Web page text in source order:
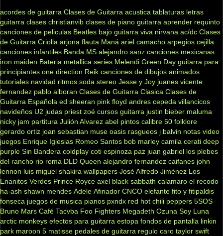
acordes de guitarra Clases de Guitarra acustica tablaturas letras
guitarra clases christianvib clases de piano guitarra aprender requinto
canciones de peliculas Beatles bajo guitarra viva nirvana ac/dc Clases
de Guitarra Criolla arjona flauta Maná ariel camacho arpegios cejilla
canciones infantiles Banda MS alejandro sanz canciones mexicanas
iron maiden Bateria metallica series Melendi Green Day guitarra para
principiantes one direction Reik canciones de dibujos animados
tutoriales navidad ritmos soda stereo Jesse y Joy juanes vicente
fernandez pablo alboran Clases de Guitarra Clasica Clases de
Guitarra Española ed sheeran pink floyd andres cepeda villancicos
navideños U2 judas priest zoé cursos guitarra justin bieber maluma
nicky jam partitura Julión Alvarez abel pintos calibre 50 folklore
gerardo ortiz joan sebastian muse oasis rasgueos j balvin notas video
juegos Enrique Iglesias Romeo Santos bob marley camila cerati deep
purple Sin Bandera coldplay coti espinoza paz juan gabriel los plebes
del rancho rio roma DLD Queen alejandro fernandez caifanes john
lennon luis miguel shakira wallpapers José Alfredo Jiménez Los
Enanitos Verdes Prince Royce axel black sabbath calamaro el recodo
ha-ash shawn mendes Adele Afinador CNCO elefante fito y fitipaldis
fonseca juegos de musica pianos pxndx red hot chili peppers 5SOS
Bruno Mars Café Tacvba Foo Fighters Megadeth Ozuna Soy Luna
arctic monkeys efectos para guitarra estopa fondos de pantalla linkin
park maroon 5 matisse pedales de guitarra regulo caro taylor swift